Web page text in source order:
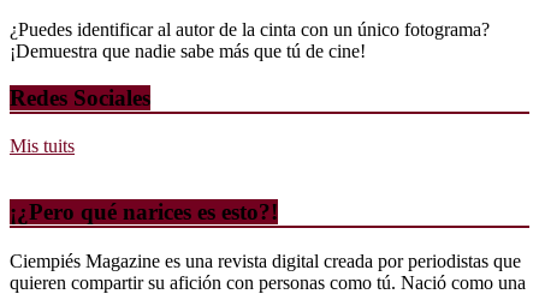
¿Puedes identificar al autor de la cinta con un único fotograma?
¡Demuestra que nadie sabe más que tú de cine!
Redes Sociales
Mis tuits
¡¿Pero qué narices es esto?!
Ciempiés Magazine es una revista digital creada por periodistas que
quieren compartir su afición con personas como tú. Nació como una